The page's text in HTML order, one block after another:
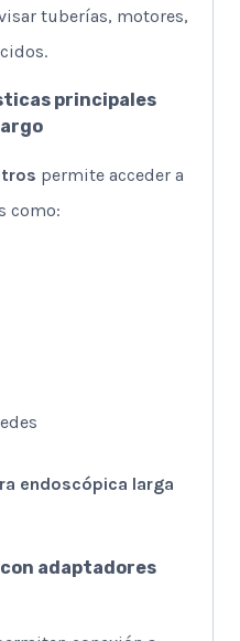
tuberías, motores,
principales
permite acceder a
como:
endoscópica larga
adaptadores